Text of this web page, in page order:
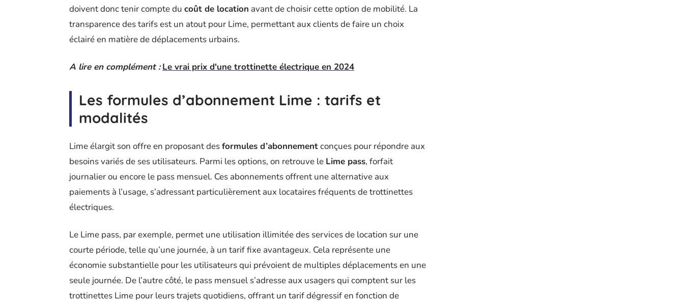
doivent donc tenir compte du coût de location avant de choisir cette option de mobilité. La
transparence des tarifs est un atout pour Lime, permettant aux clients de faire un choix
éclairé en matière de déplacements urbains.
A lire en complément : Le vrai prix d'une trottinette électrique en 2024
Les formules d’abonnement Lime : tarifs et
modalités
Lime élargit son offre en proposant desformules d’abonnementconçues pour répondre aux
besoins variés de ses utilisateurs. Parmi les options, on retrouve le Lime pass, forfait
journalier ou encore le pass mensuel. Ces abonnements offrent une alternative aux
paiements à l’usage, s’adressant particulièrement aux locataires fréquents de trottinettes
électriques.
Le Lime pass, par exemple, permet une utilisation illimitée des services de location sur une
courte période, telle qu’une journée, à un tarif fixe avantageux. Cela représente une
économie substantielle pour les utilisateurs qui prévoient de multiples déplacements en une
seule journée. De l’autre côté, le pass mensuel s’adresse aux usagers qui comptent sur les
trottinettes Lime pour leurs trajets quotidiens, offrant un tarif dégressif en fonction de